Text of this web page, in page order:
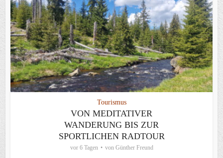
Tourismus
VON MEDITATIVER
WANDERUNG BIS ZUR
SPORTLICHEN RADTOUR
vor 6 Tagen von Günther Freund